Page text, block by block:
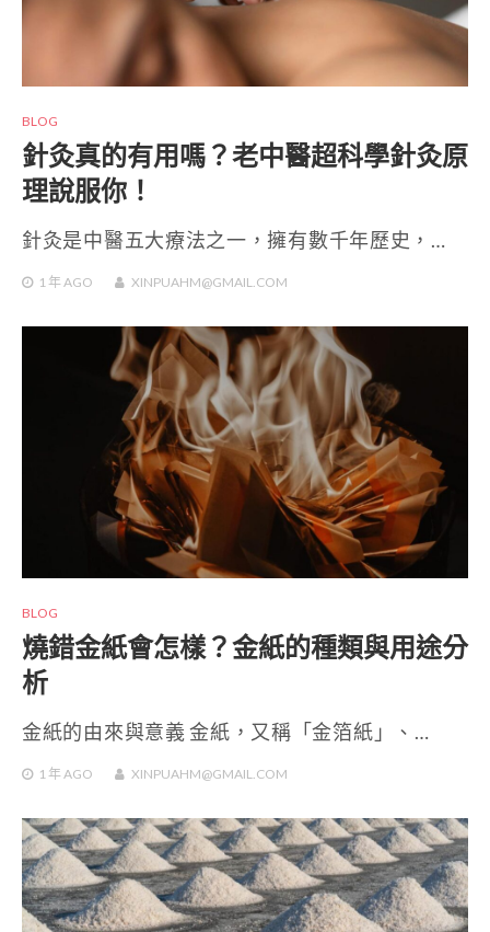
BLOG
針灸真的有用嗎？老中醫超科學針灸原
理說服你！
針灸是中醫五大療法之一，擁有數千年歷史，…
1 年 AGO XINPUAHM@GMAIL.COM
BLOG
燒錯金紙會怎樣？金紙的種類與用途分
析
金紙的由來與意義 金紙，又稱「金箔紙」、…
1 年 AGO XINPUAHM@GMAIL.COM